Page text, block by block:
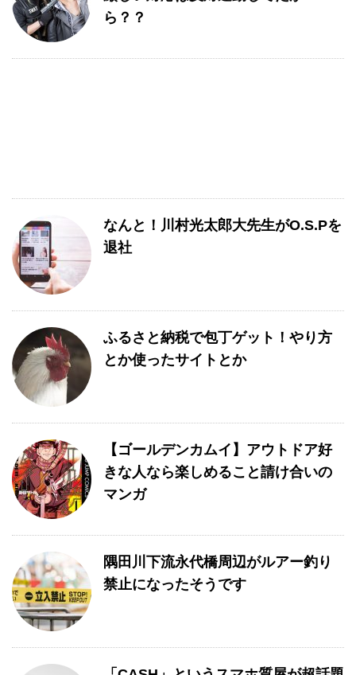
ら？？
なんと！川村光太郎大先生がO.S.Pを
退社
ふるさと納税で包丁ゲット！やり方
とか使ったサイトとか
【ゴールデンカムイ】アウトドア好
きな人なら楽しめること請け合いの
マンガ
隅田川下流永代橋周辺がルアー釣り
禁止になったそうです